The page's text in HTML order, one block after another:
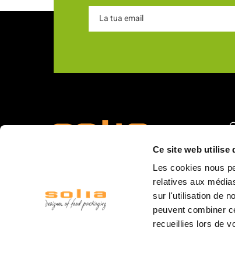
Ce site web utilise
Les cookies nous
relatives aux
sur l'utilisation de
peuvent combiner
recueillies lors de
I
Il